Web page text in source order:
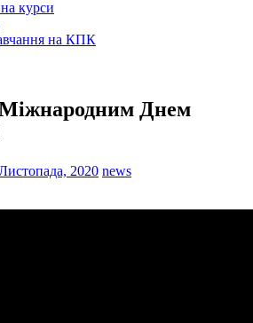
курси
на КПК
Днем
2020 news